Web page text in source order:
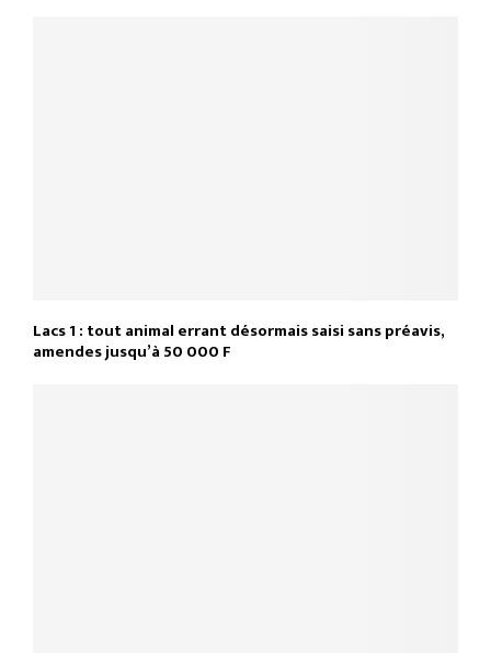
Lacs 1 : tout animal errant désormais saisi sans préavis,
amendes jusqu’à 50 000 F